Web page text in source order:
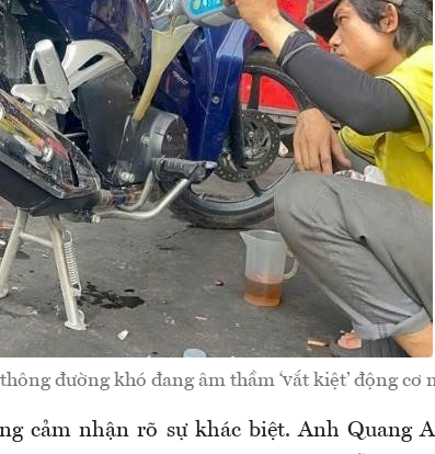
đường khó đang âm thầm ‘vắt kiệt’ động cơ
cảm nhận rõ sự khác biệt. Anh Quang